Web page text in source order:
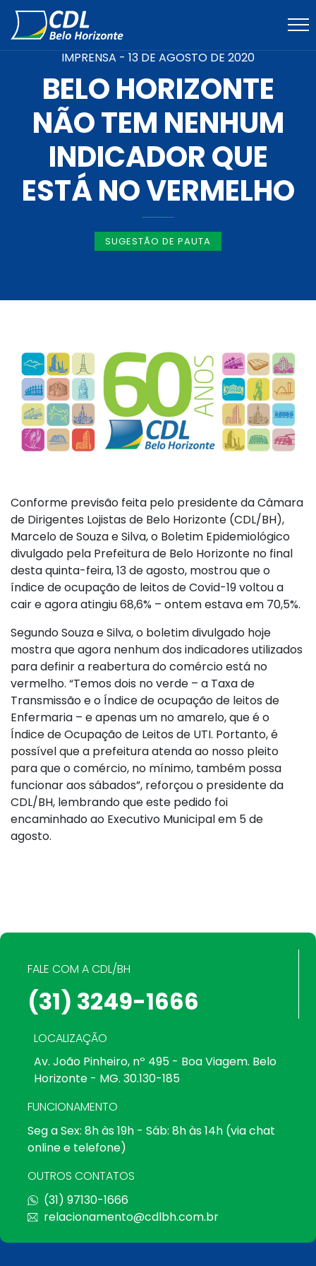
IMPRENSA - 13 DE AGOSTO DE 2020
BELO HORIZONTE
NÃO TEM NENHUM
INDICADOR QUE
ESTÁ NO VERMELHO
SUGESTÃO DE PAUTA
Conforme previsão feita pelo presidente da Câmara
de Dirigentes Lojistas de Belo Horizonte (CDL/BH),
Marcelo de Souza e Silva, o Boletim Epidemiológico
divulgado pela Prefeitura de Belo Horizonte no final
desta quinta-feira, 13 de agosto, mostrou que o
índice de ocupação de leitos de Covid-19 voltou a
cair e agora atingiu 68,6% – ontem estava em 70,5%.
Segundo Souza e Silva, o boletim divulgado hoje
mostra que agora nenhum dos indicadores utilizados
para definir a reabertura do comércio está no
vermelho. “Temos dois no verde – a Taxa de
Transmissão e o Índice de ocupação de leitos de
Enfermaria – e apenas um no amarelo, que é o
Índice de Ocupação de Leitos de UTI. Portanto, é
possível que a prefeitura atenda ao nosso pleito
para que o comércio, no mínimo, também possa
funcionar aos sábados”, reforçou o presidente da
CDL/BH, lembrando que este pedido foi
encaminhado ao Executivo Municipal em 5 de
agosto.
FALE COM A CDL/BH
(31) 3249-1666
LOCALIZAÇÃO
Av. João Pinheiro, nº 495 - Boa Viagem. Belo
Horizonte - MG. 30.130-185
FUNCIONAMENTO
Seg a Sex: 8h às 19h - Sáb: 8h às 14h (via chat
online e telefone)
OUTROS CONTATOS
(31) 97130-1666
relacionamento@cdlbh.com.br